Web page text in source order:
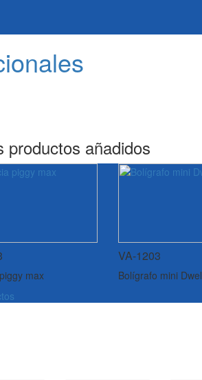
productos añadidos
max
VA-1203
Bolígrafo mini